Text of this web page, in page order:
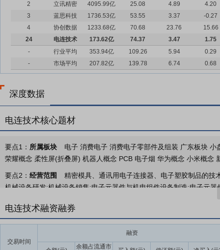
2
立讯精密 4095.99亿 25.08 4.89
4.20
3
蓝思科技 1736.53亿 53.55 3.37
-0.27
4
协创数据 1233.68亿 70.68 23.76
15.66
24
电连技术 173.62亿 74.37 3.47
1.75
-
行业平均 353.94亿 109.26 5.94
0.29
-
市场平均 207.82亿 139.78 6.74 0.68
深度数据
电连技术核心题材
要点1： 所属板块
电子 消费电子 消费电子零部件及组装 广东板块
荣耀概念 柔性屏(折叠屏) 机器人概念 PCB 电子烟 华为概念 小米概念
要点2： 经营范围
精密模具、通讯用电子连接器、电子塑胶制品的
机械设备研发;机械设备销售;电子元器件与机电组件设备制造;电子元
要点3：微型电连接器及互连系统相关产品、PogoPin产品、PCB软板
要点4：连接器行业
近年来，得益于全球信息化建设持续深化、新
电连技术融资融券
交易时间
融资
余额占流通市